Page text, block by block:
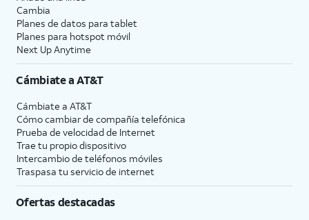
Cambia
Planes de datos para tablet
Planes para hotspot móvil
Next Up Anytime
Cámbiate aAT&T
Cámbiate a AT&T
Cómo cambiar de compañía telefónica
Prueba de velocidad de Internet
Trae tu propio dispositivo
Intercambio de teléfonos móviles
Traspasa tu servicio de internet
Ofertas destacadas